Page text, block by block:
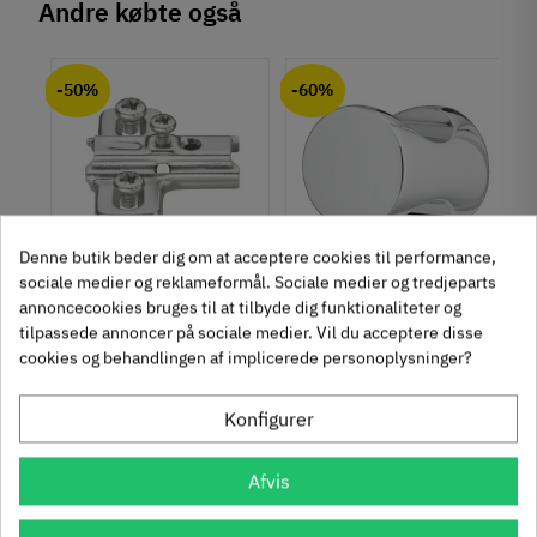
Zinklegering
Farve
Guld
Montering
M4 bolt
Type
Stil
Tilstand Ny
Andre købte også
-50%
Krydsmontageplade -
Duomatic SL -
Euroskruer
329.87.510
9,25 kr-50%
-60%
Knopgreb med to
uddybninger - rustfrit
stål
136.05.009
14,40 kr-60%
5,76
Denne butik beder dig om at acceptere cookies til performance,
sociale medier og reklameformål. Sociale medier og tredjeparts
annoncecookies bruges til at tilbyde dig funktionaliteter og
tilpassede annoncer på sociale medier. Vil du acceptere disse
cookies og behandlingen af implicerede personoplysninger?
Konfigurer
Afvis